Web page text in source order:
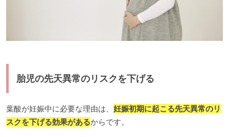
胎児の先天異常のリスクを下げる
葉酸が妊娠中に必要な理由は、 妊娠初期に起こる先天異常のリ
スクを下げる効果があるからです。